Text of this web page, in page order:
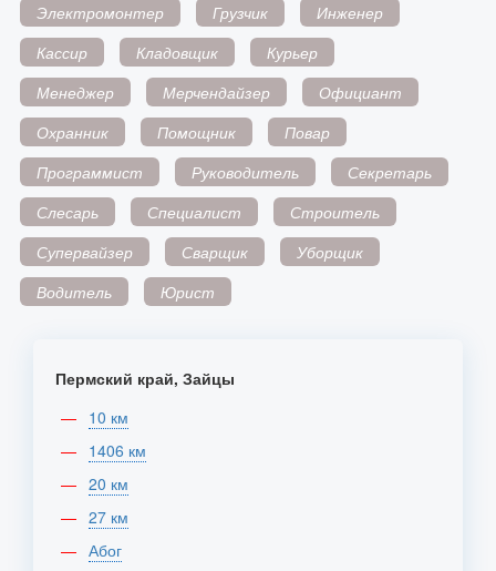
Электромонтер
Грузчик
Инженер
Кассир
Кладовщик
Курьер
Менеджер
Мерчендайзер
Официант
Охранник
Помощник
Повар
Программист
Руководитель
Секретарь
Слесарь
Специалист
Строитель
Супервайзер
Сварщик
Уборщик
Водитель
Юрист
Пермский край, Зайцы
10 км
1406 км
20 км
27 км
Абог